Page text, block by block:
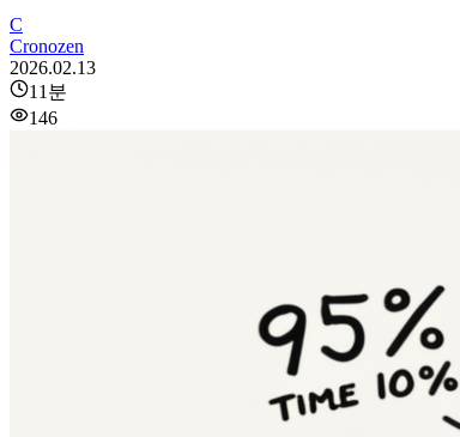
C
Cronozen
2026.02.13
11 분
146